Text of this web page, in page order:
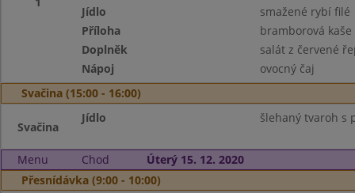
Jídlo
smažené rybí filé
Příloha
bramborová kaše
Doplněk
salát z červené
Nápoj
ovocný čaj
Svačina (15:00 - 16:00)
Svačina
Jídlo šlehaný tvaroh s
Menu Chod
Úterý 15. 12. 2020
Přesnídávka (9:00 - 10:00)